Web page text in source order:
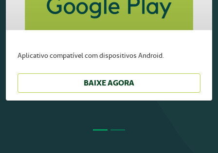
Aplicativo compatível com dispositivos Android.
BAIXE AGORA